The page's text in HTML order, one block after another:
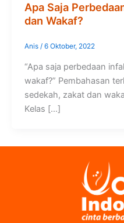
Apa Saja
dan Wakaf?
Anis / 6 Oktober, 2022
“Apa saja perbedaan
wakaf?” Pembahasan
sedekah, zakat dan
Kelas […]